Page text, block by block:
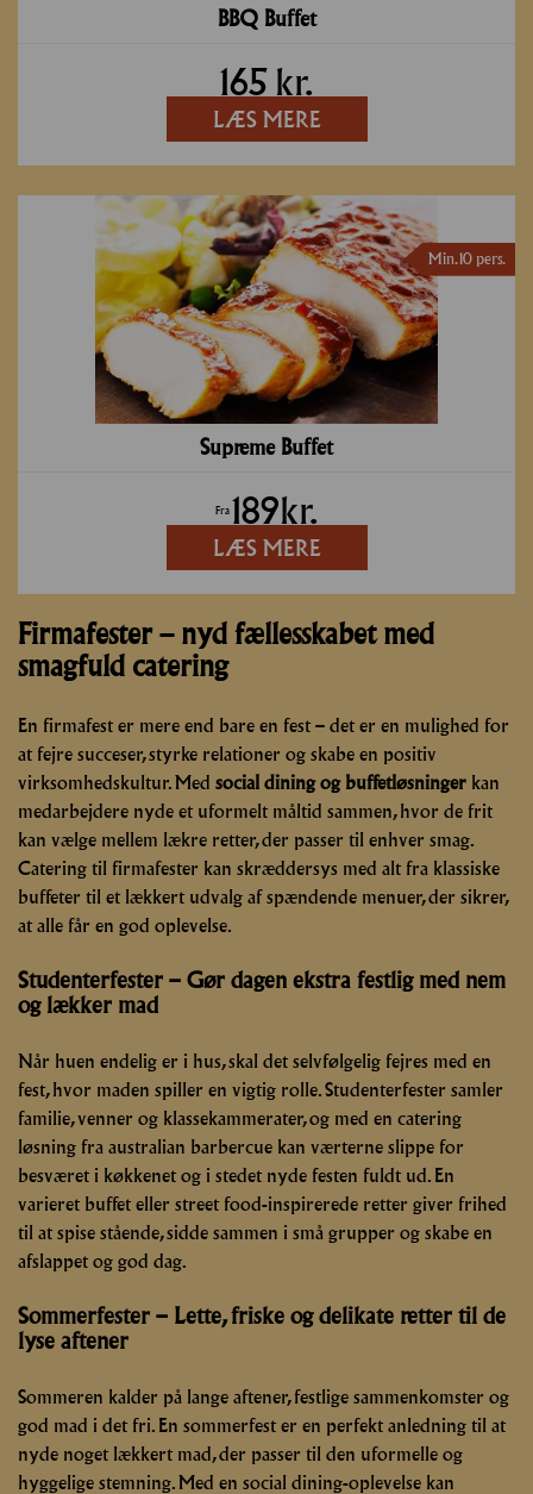
BBQ Buffet
165 kr.
LÆS MERE
Supreme Buffet
Min. 10 pers.
Fra 189kr.
LÆS MERE
Firmafester – nyd fællesskabet med
smagfuld catering
En firmafest er mere end bare en fest – det er en mulighed for
at fejre succeser, styrke relationer og skabe en positiv
virksomhedskultur. Med social dining og buffetløsninger kan
medarbejdere nyde et uformelt måltid sammen, hvor de frit
kan vælge mellem lækre retter, der passer til enhver smag.
Catering til firmafester kan skræddersys med alt fra klassiske
buffeter til et lækkert udvalg af spændende menuer, der sikrer,
at alle får en god oplevelse.
Studenterfester – Gør dagen ekstra festlig med nem
og lækker mad
Når huen endelig er i hus, skal det selvfølgelig fejres med en
fest, hvor maden spiller en vigtig rolle. Studenterfester samler
familie, venner og klassekammerater, og med en catering
løsning fra australian barbercue kan værterne slippe for
besværet i køkkenet og i stedet nyde festen fuldt ud. En
varieret buffet eller street food-inspirerede retter giver frihed
til at spise stående, sidde sammen i små grupper og skabe en
afslappet og god dag.
Sommerfester – Lette, friske og delikate retter til de
lyse aftener
Sommeren kalder på lange aftener, festlige sammenkomster og
god mad i det fri. En sommerfest er en perfekt anledning til at
nyde noget lækkert mad, der passer til den uformelle og
hyggelige stemning. Med en social dining-oplevelse kan